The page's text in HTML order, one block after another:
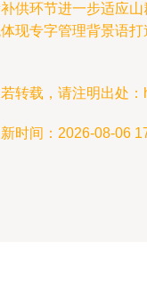
供环节进一步适应
现专字管理背景语
转载，请注明出处：
时间：2026-08-06